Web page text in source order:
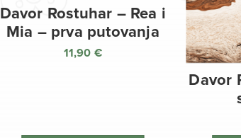
Davor Rostuhar – Rea i
Mia – prva putovanja
11,90 €
Davor